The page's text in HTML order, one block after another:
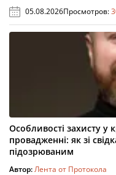
05.08.2026Просмотров:
Особливості захисту у
провадженні: як зі
підозрюваним
Автор:Лента от Протокола